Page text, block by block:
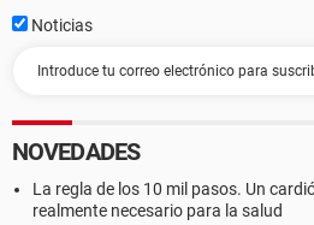
Noticias
NOVEDADES
La regla de los 10 mil pasos. Un
realmente necesario para la salud